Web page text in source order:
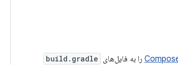
را به فایل‌های build.gradle